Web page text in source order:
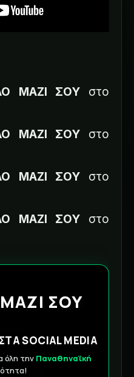
ΜΑΖΙ ΣΟΥ στο
ΜΑΖΙ ΣΟΥ στο
ΜΑΖΙ ΣΟΥ στο
ΜΑΖΙ ΣΟΥ στο
ΣΟΥ
ΣΤΑ SOCIAL MEDIA
όλη την Παναθηναϊκή